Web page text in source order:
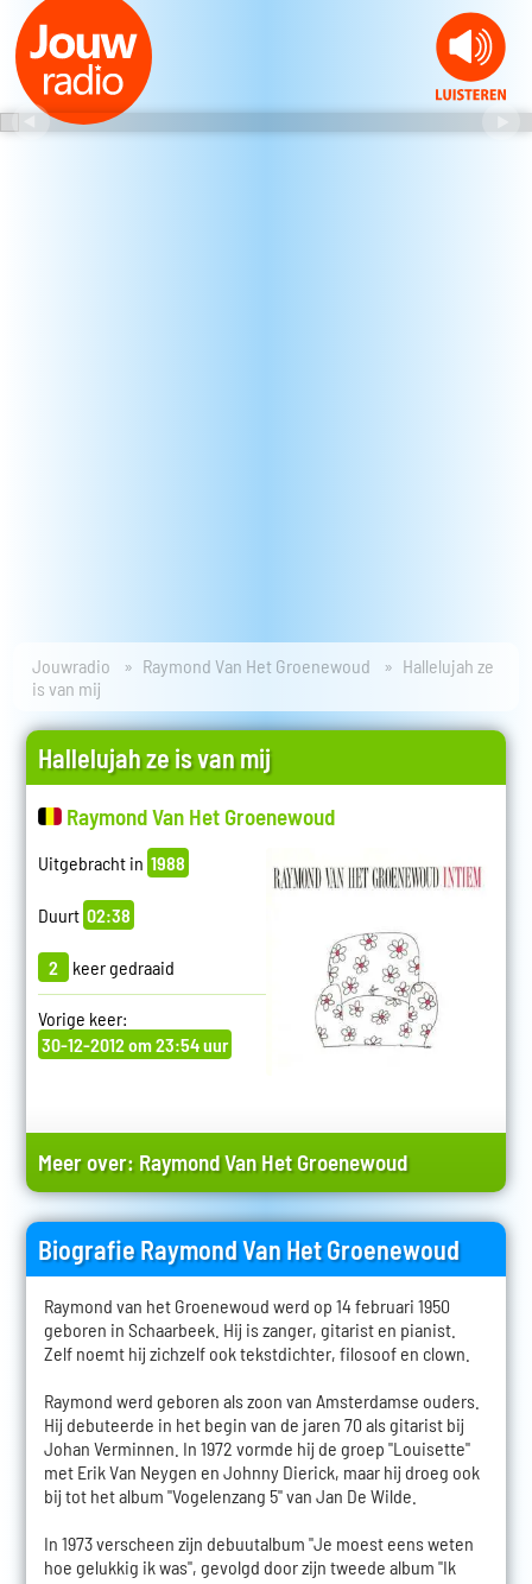
Jouwradio Raymond Van Het Groenewoud
Hallelujah ze
is van mij
Hallelujah ze is van mij
Raymond Van Het Groenewoud
Uitgebracht in 1988
Duurt 02:38
2 keer gedraaid
Vorige keer:
30-12-2012 om 23:54 uur
Meer over: Raymond Van Het Groenewoud
Biografie Raymond Van Het Groenewoud
Raymond van het Groenewoud werd op 14 februari 1950
geboren in Schaarbeek. Hij is zanger, gitarist en pianist.
Zelf noemt hij zichzelf ook tekstdichter, filosoof en clown.
Raymond werd geboren als zoon van Amsterdamse ouders.
Hij debuteerde in het begin van de jaren 70 als gitarist bij
Johan Verminnen. In 1972 vormde hij de groep "Louisette"
met Erik Van Neygen en Johnny Dierick, maar hij droeg ook
bij tot het album "Vogelenzang 5" van Jan De Wilde.
In 1973 verscheen zijn debuutalbum "Je moest eens weten
hoe gelukkig ik was", gevolgd door zijn tweede album "Ik